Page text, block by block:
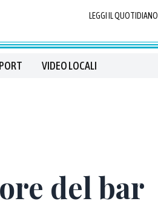
LEGGI IL QUOTIDIANO
VIDEO LOCALI
del bar